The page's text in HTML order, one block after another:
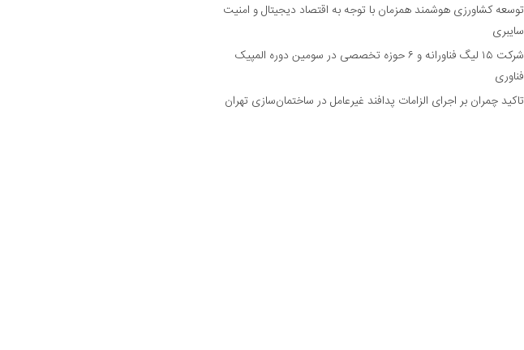
توسعه کشاورزی هوشمند همزمان با توجه به اقتصاد دیجیتال و امنیت
سایبری
شرکت ۱۵ لیگ فناورانه و ۶ حوزه تخصصی در سومین دوره المپیک
فناوری
تاکید چمران بر اجرای الزامات پدافند غیرعامل در ساختمان‌سازی تهران